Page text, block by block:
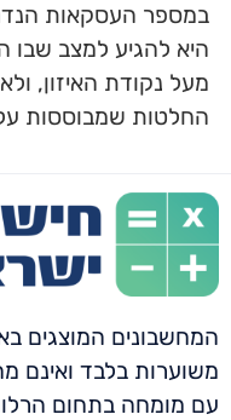
במספר העסקאות
היא להגיע למצב שבו
מעל נקודת האיזון,
החלטות שמבוססות
המחשבונים המוצגים
משוערות בלבד ואינם
עם מומחה בתחום